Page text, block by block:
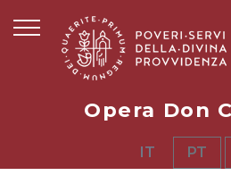
Opera Don
IT PT